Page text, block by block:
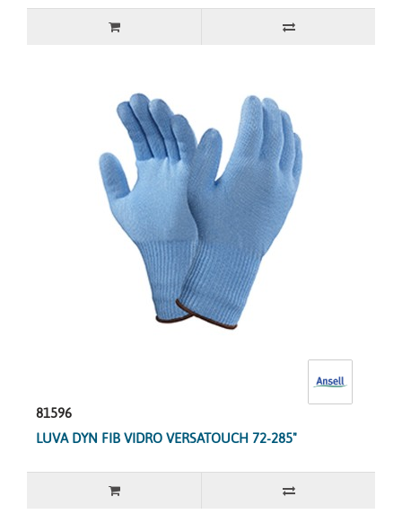
81596
LUVA DYN FIB VIDRO VERSATOUCH 72-285"